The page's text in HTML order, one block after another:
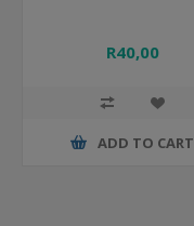
R40,00
ADD TO CART